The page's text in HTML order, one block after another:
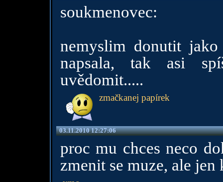
soukmenovec:
nemyslim donutit
napsala, tak asi
uvědomit.....
zmačkanej papírek
03.11.2010 12:27:06
proc mu chces neco
zmenit se muze, ale